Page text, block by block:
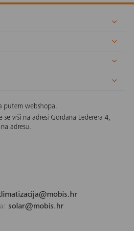
putem webshopa.
se vrši na adresi Gordana Lederera 4,
adresu.
solar@mobis.hr